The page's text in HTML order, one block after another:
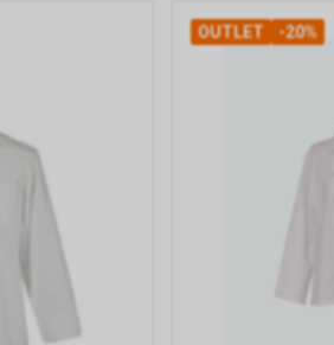
OUTLET -20%